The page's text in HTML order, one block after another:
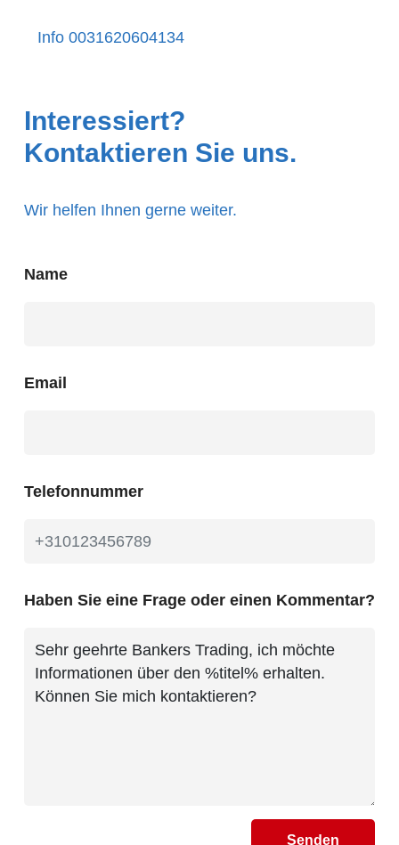
Info 0031620604134
Interessiert?
Kontaktieren Sie uns.
Wir helfen Ihnen gerne weiter.
Name
Email
Telefonnummer
Haben Sie eine Frage oder einen Kommentar?
Senden